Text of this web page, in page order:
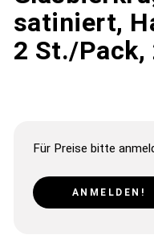
satiniert,
2 St./
Für Preise bitte
ANMELDEN!